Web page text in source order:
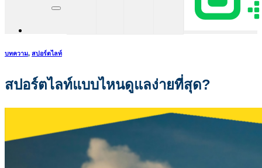
บทความ, สปอร์ตไลท์
สปอร์ตไลท์แบบไหนดูแลง่ายที่สุด?